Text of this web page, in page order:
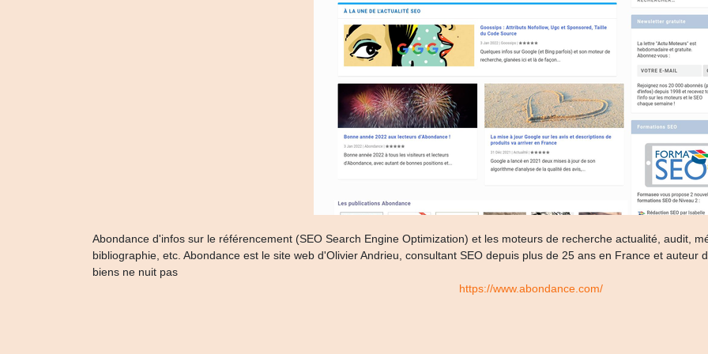
Abondance d'infos sur le référencement (SEO Search Engine Optimization) et les moteurs de recherche actualité, audit,
bibliographie, etc. Abondance est le site web d'Olivier Andrieu, consultant SEO depuis plus de 25 ans en France et auteur
biens ne nuit pas
https://www.abondance.com/